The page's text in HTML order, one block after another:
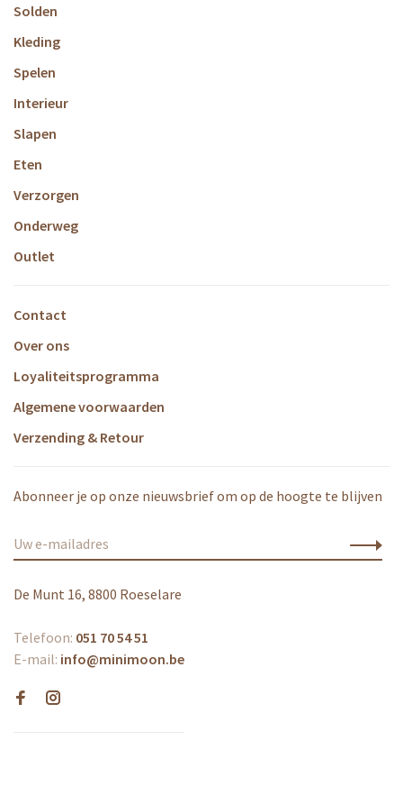
Solden
Kleding
Spelen
Interieur
Slapen
Eten
Verzorgen
Onderweg
Outlet
Contact
Over ons
Loyaliteitsprogramma
Algemene voorwaarden
Verzending & Retour
Abonneer je op onze nieuwsbrief om op de hoogte te blijven
De Munt 16, 8800 Roeselare
Telefoon: 051 70 54 51
E-mail: info@minimoon.be